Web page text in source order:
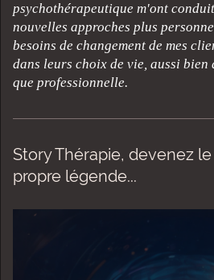
psychothérapeutique m'ont
nouvelles approches plus
besoins de changement de mes
dans leurs choix de vie, aussi bien
que professionnelle.
Story Thérapie, devenez
propre légende...